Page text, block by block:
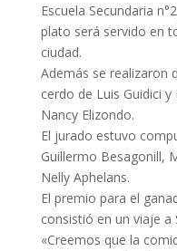
Escuela Secundaria
plato será servido en
ciudad.
Además se realizaron
cerdo de Luis Guidici
Nancy Elizondo.
El jurado estuvo
Guillermo Besagonill,
Nelly Aphelans.
El premio para el
consistió en un viaje a
«Creemos que la